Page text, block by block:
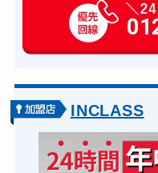
玄関カギ作成
玄関カギ交換
バイクカギ開け
バイクカギ作成
スーツケースカギ開け
INCLASS